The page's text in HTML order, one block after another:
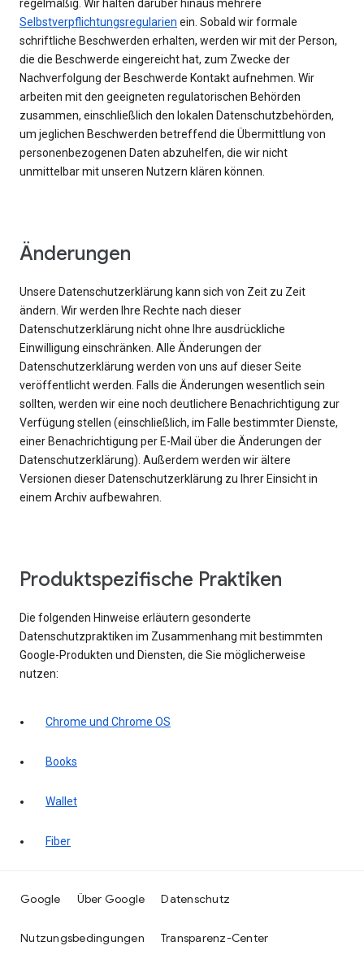
regelmäßig. Wir halten darüber hinaus mehrere
Selbstverpflichtungsregularien ein. Sobald wir formale
schriftliche Beschwerden erhalten, werden wir mit der Person,
die die Beschwerde eingereicht hat, zum Zwecke der
Nachverfolgung der Beschwerde Kontakt aufnehmen. Wir
arbeiten mit den geeigneten regulatorischen Behörden
zusammen, einschließlich den lokalen Datenschutzbehörden,
um jeglichen Beschwerden betreffend die Übermittlung von
personenbezogenen Daten abzuhelfen, die wir nicht
unmittelbar mit unseren Nutzern klären können.
Änderungen
Unsere Datenschutzerklärung kann sich von Zeit zu Zeit
ändern. Wir werden Ihre Rechte nach dieser
Datenschutzerklärung nicht ohne Ihre ausdrückliche
Einwilligung einschränken. Alle Änderungen der
Datenschutzerklärung werden von uns auf dieser Seite
veröffentlicht werden. Falls die Änderungen wesentlich sein
sollten, werden wir eine noch deutlichere Benachrichtigung zur
Verfügung stellen (einschließlich, im Falle bestimmter Dienste,
einer Benachrichtigung per E-Mail über die Änderungen der
Datenschutzerklärung). Außerdem werden wir ältere
Versionen dieser Datenschutzerklärung zu Ihrer Einsicht in
einem Archiv aufbewahren.
Produktspezifische Praktiken
Die folgenden Hinweise erläutern gesonderte
Datenschutzpraktiken im Zusammenhang mit bestimmten
Google-Produkten und Diensten, die Sie möglicherweise
nutzen:
Chrome und Chrome OS
Books
Wallet
Fiber
Google Über Google Datenschutz
Nutzungsbedingungen Transparenz-Center